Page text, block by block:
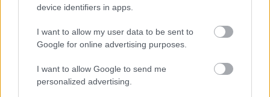
device identifiers in apps.
I want to allow my user data to be sent to
Google for online advertising purposes.
I want to allow Google to send me
personalized advertising.
2 nap 9 óra 37 perc 59 másodperc
Leeds UnitedvsManchester United2026-08-12 20:30
AC MilanvsManchester United2026-08-15 18:00